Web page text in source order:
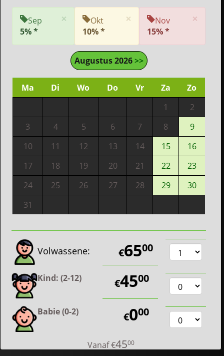
×
Sep
5% *
×
Okt
10% *
×
Nov
15% *
Augustus 2026>>
Ma Di Wo Do Vr Za
Zo
1
2
3
4 5 6 7 8
9
10
11 12 13 14 15
16
17
18 19 20 21 22
23
24
25 26 27 28 29
30
31
Volwassene: €6500
Kind: (2-12) €4500
Babie (0-2) €000
Vanaf€4500